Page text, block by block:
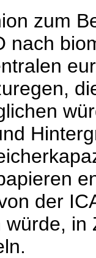
zum
nach
der